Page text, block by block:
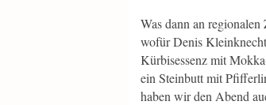
Was dann an
wofür Denis
Kürbisessenz mit
ein Steinbutt mit
haben wir den Abend